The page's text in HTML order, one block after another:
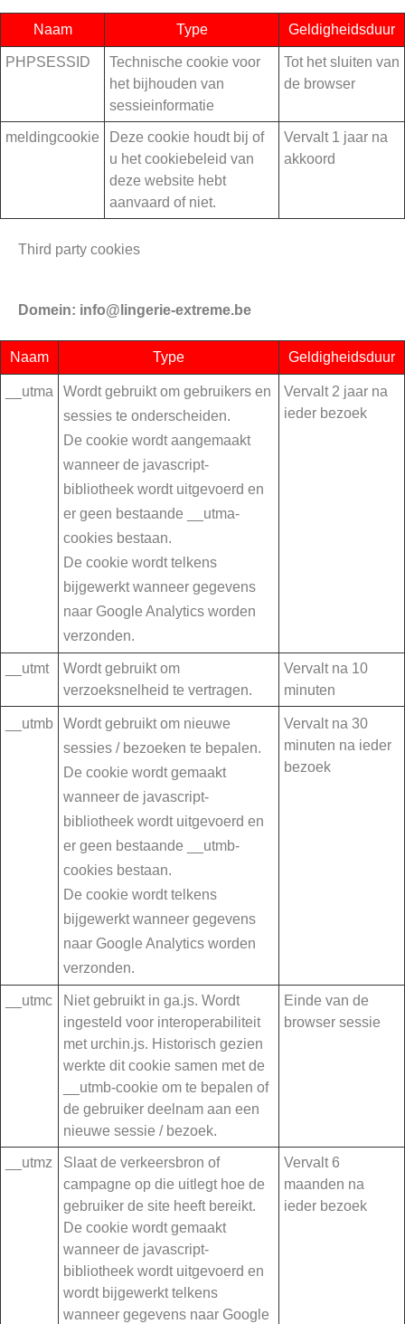
Naam Type Geldigheidsduur
PHPSESSID
Technische cookie voor
het bijhouden van
sessieinformatie
Tot het sluiten van
de browser
meldingcookie
Deze cookie houdt bij of
u het cookiebeleid van
deze website hebt
aanvaard of niet.
Vervalt 1 jaar na
akkoord
Third party cookies
Domein: info@lingerie-extreme.be
Naam Type Geldigheidsduur
__utma
Wordt gebruikt om gebruikers en
sessies te onderscheiden.
De cookie wordt aangemaakt
wanneer de javascript-
bibliotheek wordt uitgevoerd en
er geen bestaande __utma-
cookies bestaan.
De cookie wordt telkens
bijgewerkt wanneer gegevens
naar Google Analytics worden
verzonden.
Vervalt 2 jaar na
ieder bezoek
__utmt
Wordt gebruikt om
verzoeksnelheid te vertragen.
Vervalt na 10
minuten
__utmb
Wordt gebruikt om nieuwe
sessies / bezoeken te bepalen.
De cookie wordt gemaakt
wanneer de javascript-
bibliotheek wordt uitgevoerd en
er geen bestaande __utmb-
cookies bestaan.
De cookie wordt telkens
bijgewerkt wanneer gegevens
naar Google Analytics worden
verzonden.
Vervalt na 30
minuten na ieder
bezoek
__utmc
Niet gebruikt in ga.js. Wordt
ingesteld voor interoperabiliteit
met urchin.js. Historisch gezien
werkte dit cookie samen met de
__utmb-cookie om te bepalen of
de gebruiker deelnam aan een
nieuwe sessie / bezoek.
Einde van de
browser sessie
__utmz
Slaat de verkeersbron of
campagne op die uitlegt hoe de
gebruiker de site heeft bereikt.
De cookie wordt gemaakt
wanneer de javascript-
bibliotheek wordt uitgevoerd en
wordt bijgewerkt telkens
wanneer gegevens naar Google
Vervalt 6
maanden na
ieder bezoek